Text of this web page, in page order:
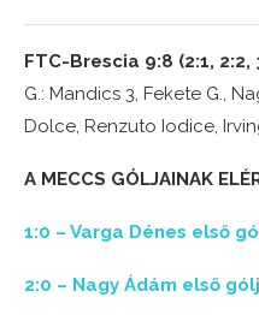
FTC-Brescia 9:8 (2:1, 2:2,
G.: Mandics 3, Fekete G.,
Dolce, Renzuto Iodice,
A MECCS GÓLJAINAK
1:0 – Varga Dénes első
2:0 – Nagy Ádám első